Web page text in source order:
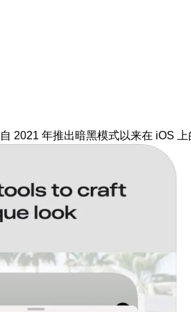
2021 年推出暗黑模式以来在 iOS